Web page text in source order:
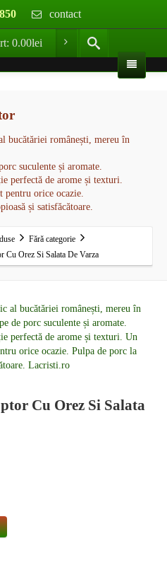
contact
0.00lei
bucătăriei românești, mereu în
suculente și aromate.
perfectă de arome și texturi.
pentru orice ocazie.
și satisfăcătoare.
Fără categorie
Cu Orez Si Salata De Varza
Cu Orez Si Salata